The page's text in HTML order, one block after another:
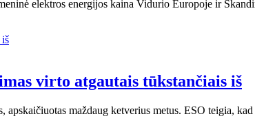
elektros energijos kaina Vidurio Europoje ir
virto atgautais tūkstančiais iš
apskaičiuotas maždaug ketverius metus. ESO teigia,